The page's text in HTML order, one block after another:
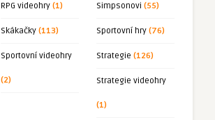
RPG videohry (1) Simpsonovi (55)
Skákačky (113) Sportovní hry (76)
Sportovní videohry
(2)
Strategie (126)
Strategie videohry
(1)